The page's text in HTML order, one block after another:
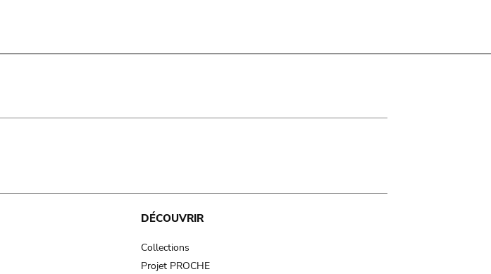
DÉCOUVRIR
Collections
Projet PROCHE